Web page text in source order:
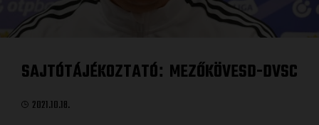
SAJTÓTÁJÉKOZTATÓ: MEZŐKÖVESD-DVSC
2021.10.18.